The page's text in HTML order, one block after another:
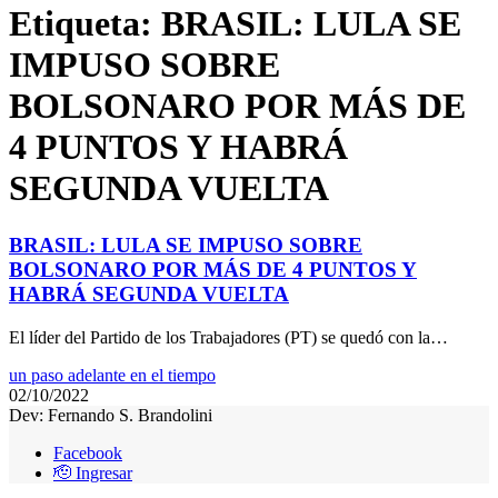
Etiqueta: BRASIL: LULA SE
IMPUSO SOBRE
BOLSONARO POR MÁS DE
4 PUNTOS Y HABRÁ
SEGUNDA VUELTA
BRASIL: LULA SE IMPUSO SOBRE
BOLSONARO POR MÁS DE 4 PUNTOS Y
HABRÁ SEGUNDA VUELTA
El líder del Partido de los Trabajadores (PT) se quedó con la…
un paso adelante en el tiempo
02/10/2022
Dev: Fernando S. Brandolini
Facebook
🫡 Ingresar